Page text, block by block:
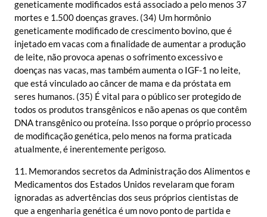
geneticamente modificados está associado a pelo menos 37
mortes e 1.500 doenças graves. (34) Um hormônio
geneticamente modificado de crescimento bovino, que é
injetado em vacas com a finalidade de aumentar a produção
de leite, não provoca apenas o sofrimento excessivo e
doenças nas vacas, mas também aumenta o IGF-1 no leite,
que está vinculado ao câncer de mama e da próstata em
seres humanos. (35) É vital para o público ser protegido de
todos os produtos transgênicos e não apenas os que contêm
DNA transgênico ou proteína. Isso porque o próprio processo
de modificação genética, pelo menos na forma praticada
atualmente, é inerentemente perigoso.
11. Memorandos secretos da Administração dos Alimentos e
Medicamentos dos Estados Unidos revelaram que foram
ignoradas as advertências dos seus próprios cientistas de
que a engenharia genética é um novo ponto de partida e